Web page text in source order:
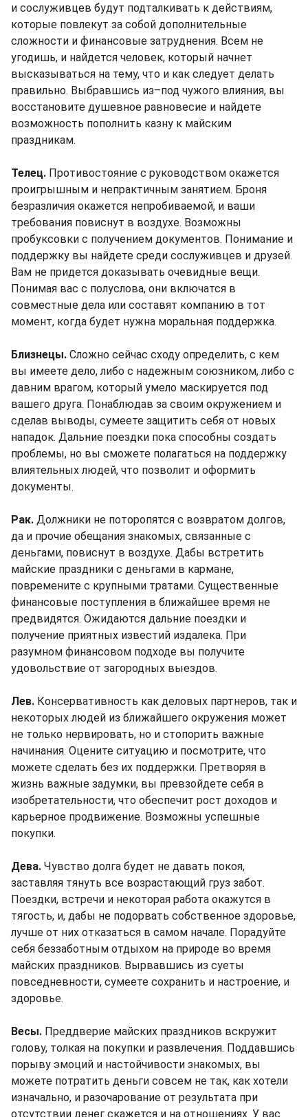
и сослуживцев будут подталкивать к действиям,
которые повлекут за собой дополнительные
сложности и финансовые затруднения. Всем не
угодишь, и найдется человек, который начнет
высказываться на тему, что и как следует делать
правильно. Выбравшись из–под чужого влияния, вы
восстановите душевное равновесие и найдете
возможность пополнить казну к майским
праздникам.
Телец. Противостояние с руководством окажется
проигрышным и непрактичным занятием. Броня
безразличия окажется непробиваемой, и ваши
требования повиснут в воздухе. Возможны
пробуксовки с получением документов. Понимание и
поддержку вы найдете среди сослуживцев и друзей.
Вам не придется доказывать очевидные вещи.
Понимая вас с полуслова, они включатся в
совместные дела или составят компанию в тот
момент, когда будет нужна моральная поддержка.
Близнецы. Сложно сейчас сходу определить, с кем
вы имеете дело, либо с надежным союзником, либо с
давним врагом, который умело маскируется под
вашего друга. Понаблюдав за своим окружением и
сделав выводы, сумеете защитить себя от новых
нападок. Дальние поездки пока способны создать
проблемы, но вы сможете полагаться на поддержку
влиятельных людей, что позволит и оформить
документы.
Рак. Должники не поторопятся с возвратом долгов,
да и прочие обещания знакомых, связанные с
деньгами, повиснут в воздухе. Дабы встретить
майские праздники с деньгами в кармане,
повремените с крупными тратами. Существенные
финансовые поступления в ближайшее время не
предвидятся. Ожидаются дальние поездки и
получение приятных известий издалека. При
разумном финансовом подходе вы получите
удовольствие от загородных выездов.
Лев. Консервативность как деловых партнеров, так и
некоторых людей из ближайшего окружения может
не только нервировать, но и стопорить важные
начинания. Оцените ситуацию и посмотрите, что
можете сделать без их поддержки. Претворяя в
жизнь важные задумки, вы превзойдете себя в
изобретательности, что обеспечит рост доходов и
карьерное продвижение. Возможны успешные
покупки.
Дева. Чувство долга будет не давать покоя,
заставляя тянуть все возрастающий груз забот.
Поездки, встречи и некоторая работа окажутся в
тягость, и, дабы не подорвать собственное здоровье,
лучше от них отказаться в самом начале. Порадуйте
себя беззаботным отдыхом на природе во время
майских праздников. Вырвавшись из суеты
повседневности, сумеете сохранить и настроение, и
здоровье.
Весы. Преддверие майских праздников вскружит
голову, толкая на покупки и развлечения. Поддавшись
порыву эмоций и настойчивости знакомых, вы
можете потратить деньги совсем не так, как хотели
изначально, и разочарование от результата при
отсутствии денег скажется и на отношениях. У вас